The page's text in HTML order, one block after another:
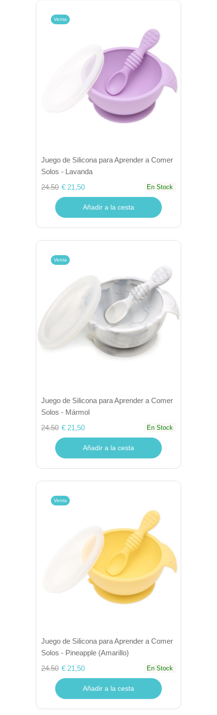
Venta
Juego de Silicona para Aprender a Comer
Solos - Lavanda
24.50 € 21,50 En Stock
Añadir a la cesta
Venta
Juego de Silicona para Aprender a Comer
Solos - Mármol
24.50 € 21,50 En Stock
Añadir a la cesta
Venta
Juego de Silicona para Aprender a Comer
Solos - Pineapple (Amarillo)
24.50 € 21,50 En Stock
Añadir a la cesta